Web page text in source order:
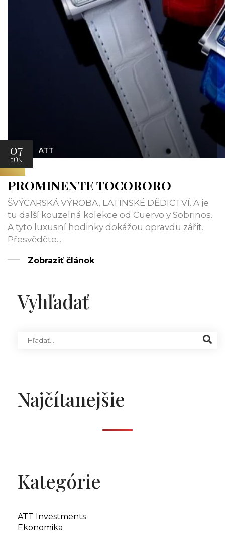
07
JÚN
ATT
PROMINENTE TOCORORO
ŠVÝCARSKÁ VÝROBA, LATINSKÉ DĚDICTVÍ. A je
tu další kouzelná kolekce od Cuervo y Sobrinos.
A tyto luxusní hodinky dokážou opravdu zářit.
Přesvědčte...
Zobraziť článok
Vyhľadať
Najčítanejšie
Kategórie
ATT Investments
Ekonomika